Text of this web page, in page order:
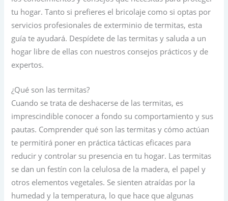
tu hogar. Tanto si prefieres el bricolaje como si optas por
servicios profesionales de exterminio de termitas, esta
guía te ayudará. Despídete de las termitas y saluda a un
hogar libre de ellas con nuestros consejos prácticos y de
expertos.
¿Qué son las termitas?
Cuando se trata de deshacerse de las termitas, es
imprescindible conocer a fondo su comportamiento y sus
pautas. Comprender qué son las termitas y cómo actúan
te permitirá poner en práctica tácticas eficaces para
reducir y controlar su presencia en tu hogar. Las termitas
se dan un festín con la celulosa de la madera, el papel y
otros elementos vegetales. Se sienten atraídas por la
humedad y la temperatura, lo que hace que algunas